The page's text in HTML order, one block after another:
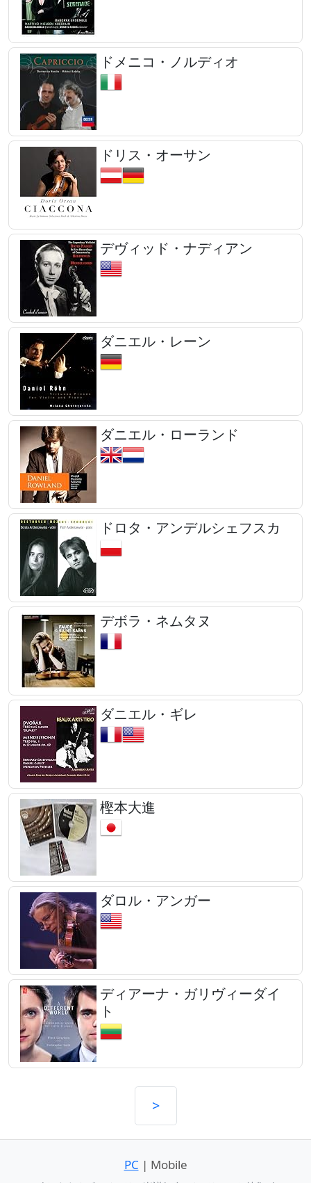
ドメニコ・ノルディオ
ドリス・オーサン
デヴィッド・ナディアン
ダニエル・レーン
ダニエル・ローランド
ドロタ・アンデルシェフスカ
デボラ・ネムタヌ
ダニエル・ギレ
樫本大進
ダロル・アンガー
ディアーナ・ガリヴィーダイ
ト
>
PC | Mobile